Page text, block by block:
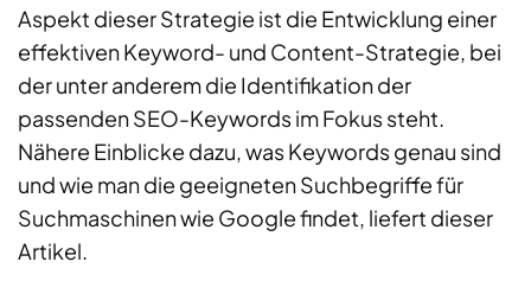
Aspekt dieser Strategie ist die Entwicklung einer
effektiven Keyword- und Content-Strategie, bei
der unter anderem die Identifikation der
passenden SEO-Keywords im Fokus steht.
Nähere Einblicke dazu, was Keywords genau sind
und wie man die geeigneten Suchbegriffe für
Suchmaschinen wie Google findet, liefert dieser
Artikel.